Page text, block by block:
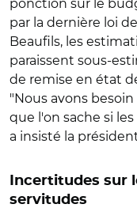
ponction sur le
par la dernière loi
Beaufils, les
paraissent sous-
de remise en état
"Nous avons
que l'on sache si
a insisté la
Incertitudes sur
servitudes